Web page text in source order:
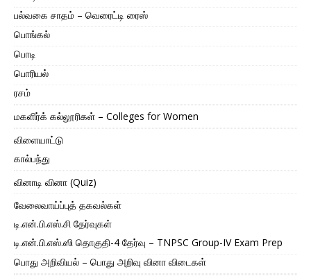
பல்வகை சாதம் – வெரைட்டி ரைஸ்
பொங்கல்
பொடி
பொரியல்
ரசம்
மகளிர்க் கல்லூரிகள் – Colleges for Women
விளையாட்டு
கால்பந்து
வினாடி வினா (Quiz)
வேலைவாய்ப்புத் தகவல்கள்
டி.என்.பி.எஸ்.சி தேர்வுகள்
டி.என்.பி.எஸ்.ஸி தொகுதி-4 தேர்வு – TNPSC Group-IV Exam Prep
பொது அறிவியல் – பொது அறிவு வினா விடைகள்